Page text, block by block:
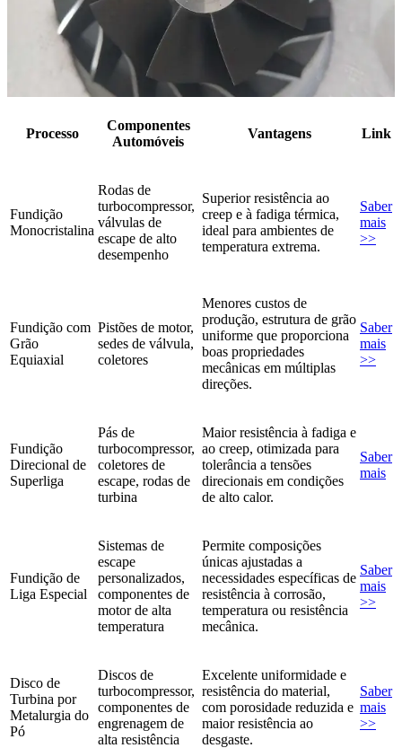
Processo
Componentes
Automóveis
Vantagens Link
Fundição
Monocristalina
Rodas de
turbocompressor,
válvulas de
escape de alto
desempenho
Superior resistência ao
creep e à fadiga térmica,
ideal para ambientes de
temperatura extrema.
Saber
mais
>>
Fundição com
Grão
Equiaxial
Pistões de motor,
sedes de válvula,
coletores
Menores custos de
produção, estrutura de grão
uniforme que proporciona
boas propriedades
mecânicas em múltiplas
direções.
Saber
mais
>>
Fundição
Direcional de
Superliga
Pás de
turbocompressor,
coletores de
escape, rodas de
turbina
Maior resistência à fadiga e
ao creep, otimizada para
tolerância a tensões
direcionais em condições
de alto calor.
Saber
mais
Fundição de
Liga Especial
Sistemas de
escape
personalizados,
componentes de
motor de alta
temperatura
Permite composições
únicas ajustadas a
necessidades específicas de
resistência à corrosão,
temperatura ou resistência
mecânica.
Saber
mais
>>
Disco de
Turbina por
Metalurgia do
Pó
Discos de
turbocompressor,
componentes de
engrenagem de
alta resistência
Excelente uniformidade e
resistência do material,
com porosidade reduzida e
maior resistência ao
desgaste.
Saber
mais
>>